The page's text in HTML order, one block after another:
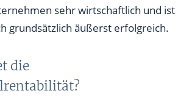
sehr wirtschaftlich und ist
grundsätzlich äußerst erfolgreich.
die